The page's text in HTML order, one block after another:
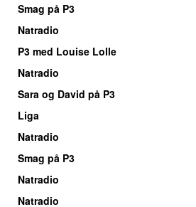
Smag på P3
Natradio
P3 med Louise Lolle
Natradio
Sara og David på P3
Liga
Natradio
Smag på P3
Natradio
Natradio